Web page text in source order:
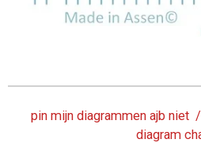
pin mijn diagrammen ajb niet
diagram